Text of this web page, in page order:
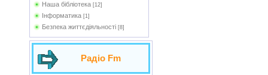
Наша бібліотека [12]
Інформатика [1]
Безпека життєдіяльності [8]
Радіо Fm